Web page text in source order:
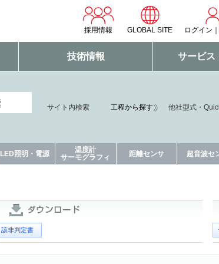
採用情報 GLOBAL SITE ログイン
技術情報 サービス
サイト内検索 工程から探す 他社型式・
LED照明・電源
温度計
サーモグラフィ
距離センサ 超音波セ
該非判定書